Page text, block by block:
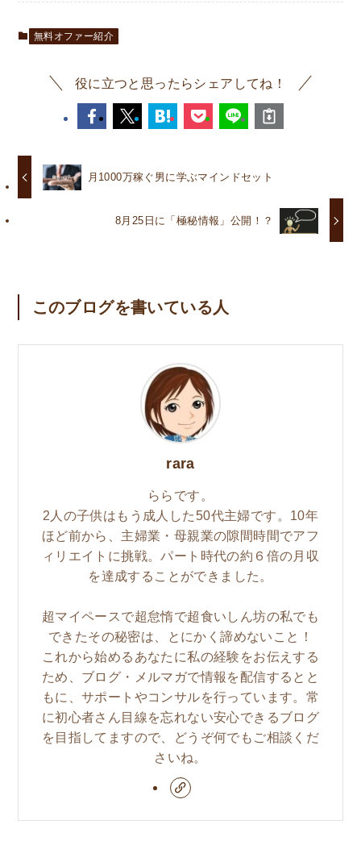
無料オファー紹介
役に立つと思ったらシェアしてね！
月1000万稼ぐ男に学ぶマインドセット
8月25日に「極秘情報」公開！？
このブログを書いている人
rara
ららです。
2人の子供はもう成人した50代主婦です。10年
ほど前から、主婦業・母親業の隙間時間でアフ
ィリエイトに挑戦。パート時代の約６倍の月収
を達成することができました。
超マイペースで超怠惰で超食いしん坊の私でも
できたその秘密は、とにかく諦めないこと！
これから始めるあなたに私の経験をお伝えする
ため、ブログ・メルマガで情報を配信するとと
もに、サポートやコンサルを行っています。常
に初心者さん目線を忘れない安心できるブログ
を目指してますので、どうぞ何でもご相談くだ
さいね。